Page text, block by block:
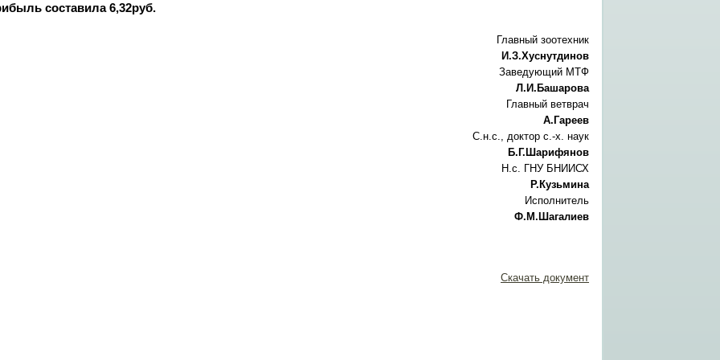
составила 6,32руб.
Главный зоотехник
И.З.Хуснутдинов
Заведующий МТФ
Л.И.Башарова
Главный ветврач
А.Гареев
С.н.с., доктор с.-х. наук
Б.Г.Шарифянов
Н.с. ГНУ БНИИСХ
Р.Кузьмина
Исполнитель
Ф.М.Шагалиев
Скачать документ